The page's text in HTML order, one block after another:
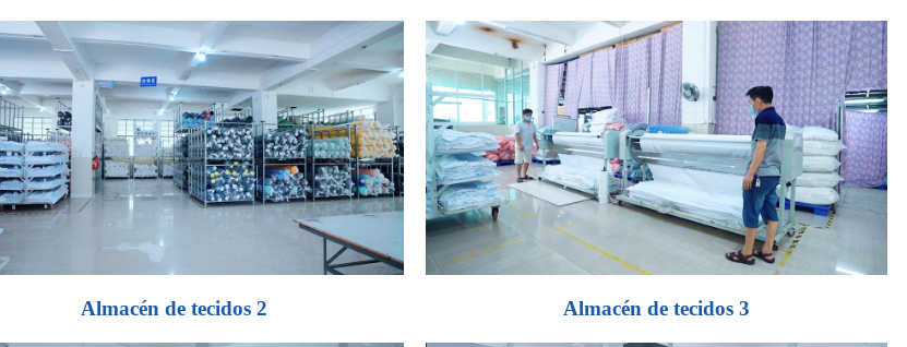
Almacén de tecidos 2 Almacén de tecidos 3